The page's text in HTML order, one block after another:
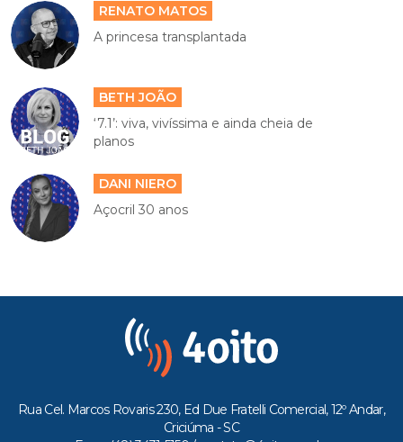
RENATO MATOS
A princesa transplantada
BETH JOÃO
‘7.1’: viva, vivíssima e ainda cheia de
planos
DANI NIERO
Açocril 30 anos
Rua Cel. Marcos Rovaris 230, Ed Due Fratelli Comercial, 12º Andar,
Criciúma - SC